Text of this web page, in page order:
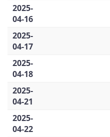
2025-
04-16
2025-
04-17
2025-
04-18
2025-
04-21
2025-
04-22